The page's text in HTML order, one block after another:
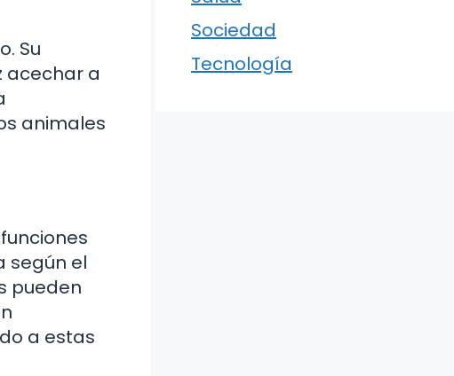
Su
acechar a
animales
según el
pueden
a estas
Sociedad
Tecnología